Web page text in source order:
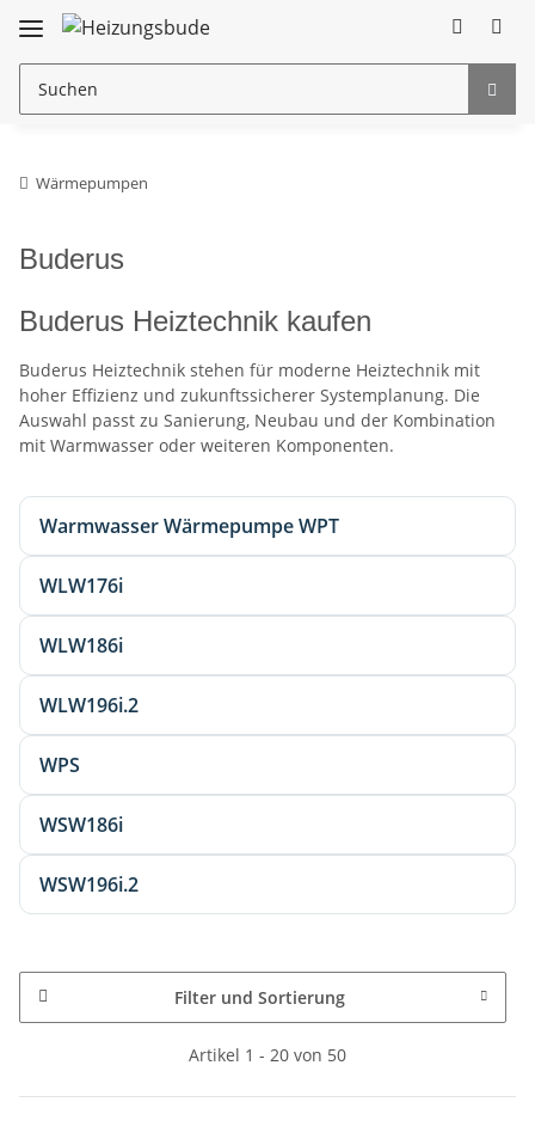
Wärmepumpen
Buderus
Buderus Heiztechnik kaufen
Buderus Heiztechnik stehen für moderne Heiztechnik mit
hoher Effizienz und zukunftssicherer Systemplanung. Die
Auswahl passt zu Sanierung, Neubau und der Kombination
mit Warmwasser oder weiteren Komponenten.
Warmwasser Wärmepumpe WPT
WLW176i
WLW186i
WLW196i.2
WPS
WSW186i
WSW196i.2
Filter und Sortierung
Artikel 1 - 20 von 50